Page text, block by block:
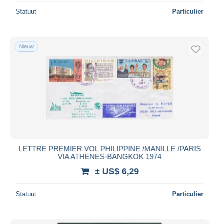
Statuut Particulier
Nieuw
LETTRE PREMIER VOL PHILIPPINE /MANILLE /PARIS
VIA ATHENES-BANGKOK 1974
± US$ 6,29
Statuut Particulier